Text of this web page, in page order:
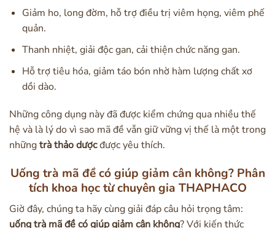
Giảm ho, long đờm, hỗ trợ điều trị viêm họng, viêm phế
quản.
Thanh nhiệt, giải độc gan, cải thiện chức năng gan.
Hỗ trợ tiêu hóa, giảm táo bón nhờ hàm lượng chất xơ
dồi dào.
Những công dụng này đã được kiểm chứng qua nhiều thế
hệ và là lý do vì sao mã đề vẫn giữ vững vị thế là một trong
nhữngtrà thảo dượcđược yêu thích.
Uống trà mã đề có giúp giảm cân không? Phân
tích khoa học từ chuyên gia THAPHACO
Giờ đây, chúng ta hãy cùng giải đáp câu hỏi trọng tâm:
uống trà mã đề có giúp giảm cân không? Với kiến thức